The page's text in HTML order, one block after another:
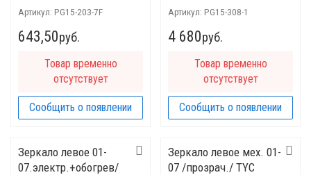
Артикул: PG15-203-7F
643,50руб.
Товар временно
отсутствует
Сообщить о появлении
Артикул: PG15-308-1
4 680руб.
Товар временно
отсутствует
Сообщить о появлении
Зеркало левое 01-
07.электр.+обогрев/
Зеркало левое мех. 01-
07 /прозрач./ TYC